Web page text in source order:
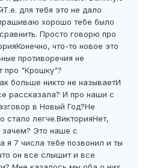
Т.е. для тебя это не дало
хорошо тебе было
Просто говорю про
Конечно, что-то новое это
противоречия не
про "Крошку"?
больше никто не называетИ
рассказала? И про наши с
в Новый Год?Не
стало легче.ВикторияНет,
зачем? Это наше с
я 7 числа тебе позвонил и ты
он все слышит и все